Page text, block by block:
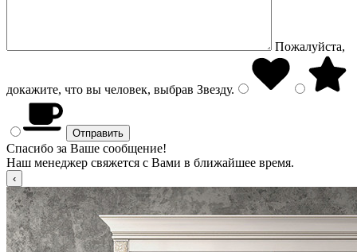
Пожалуйста,
докажите, что вы человек, выбрав Звезду.
Спасибо за Ваше сообщение!
Наш менеджер свяжется с Вами в ближайшее время.